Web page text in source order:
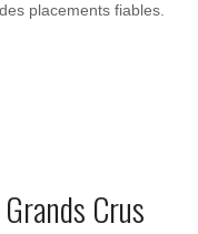
placements fiables.
Crus